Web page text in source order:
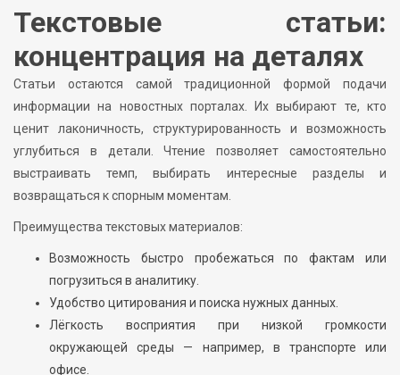
Текстовые статьи:
концентрация на деталях
Статьи остаются самой традиционной формой подачи
информации на новостных порталах. Их выбирают те, кто
ценит лаконичность, структурированность и возможность
углубиться в детали. Чтение позволяет самостоятельно
выстраивать темп, выбирать интересные разделы и
возвращаться к спорным моментам.
Преимущества текстовых материалов:
Возможность быстро пробежаться по фактам или
погрузиться в аналитику.
Удобство цитирования и поиска нужных данных.
Лёгкость восприятия при низкой громкости
окружающей среды — например, в транспорте или
офисе.